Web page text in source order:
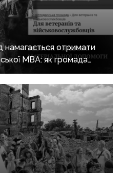
отримати
МВА: як громада